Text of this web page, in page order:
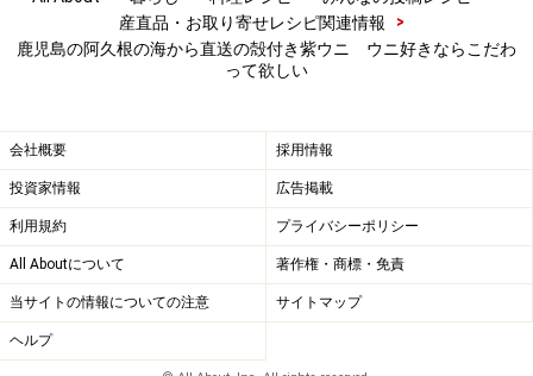
産直品・お取り寄せレシピ関連情報
>
鹿児島の阿久根の海から直送の殻付き紫ウニ ウニ好きならこだわ
って欲しい
会社概要 採用情報
投資家情報 広告掲載
利用規約 プライバシーポリシー
All Aboutについて 著作権・商標・免責
当サイトの情報についての注意 サイトマップ
ヘルプ